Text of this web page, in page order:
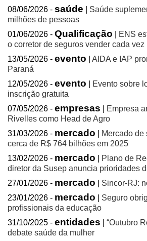
08/06/2026 - saúde
Saúde
milhões de pessoas
01/06/2026 - Qualificação
ENS
o corretor de seguros vender cada vez
13/05/2026 - evento
AIDA e IAP
Paraná
12/05/2026 - evento
Evento sobre
inscrição gratuita
07/05/2026 - empresas
Empresa
Rivelles como Head de Agro
31/03/2026 - mercado
Mercado de
cerca de R$ 764 bilhões em 2025
13/02/2026 - mercado
Plano de
diretor da Susep anuncia prioridades
27/01/2026 - mercado
Sincor-RJ:
23/01/2026 - mercado
Seguro
profissionais da educação
31/10/2025 - entidades
“Outubro
debate saúde da mulher